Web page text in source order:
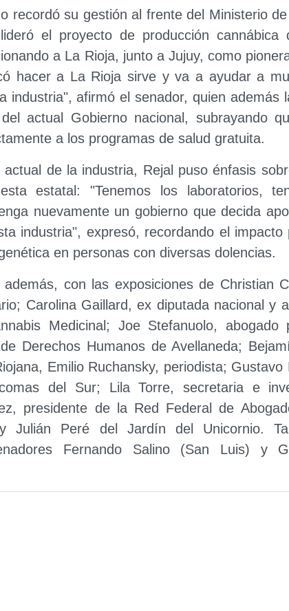
recordó su gestión al frente del Ministerio
el proyecto de producción cannábica
a La Rioja, junto a Jujuy, como
hacer a La Rioja sirve y va a ayudar a
industria", afirmó el senador, quien además
actual Gobierno nacional, subrayando
a los programas de salud gratuita.
actual de la industria, Rejal puso énfasis
estatal: "Tenemos los laboratorios,
nuevamente un gobierno que decida
industria", expresó, recordando el impacto
en personas con diversas dolencias.
con las exposiciones de Christian
Carolina Gaillard, ex diputada nacional y
Medicinal; Joe Stefanuolo, abogado
Derechos Humanos de Avellaneda;
Emilio Ruchansky, periodista; Gustavo
del Sur; Lila Torre, secretaria e
presidente de la Red Federal de
Julián Peré del Jardín del Unicornio.
Fernando Salino (San Luis) y